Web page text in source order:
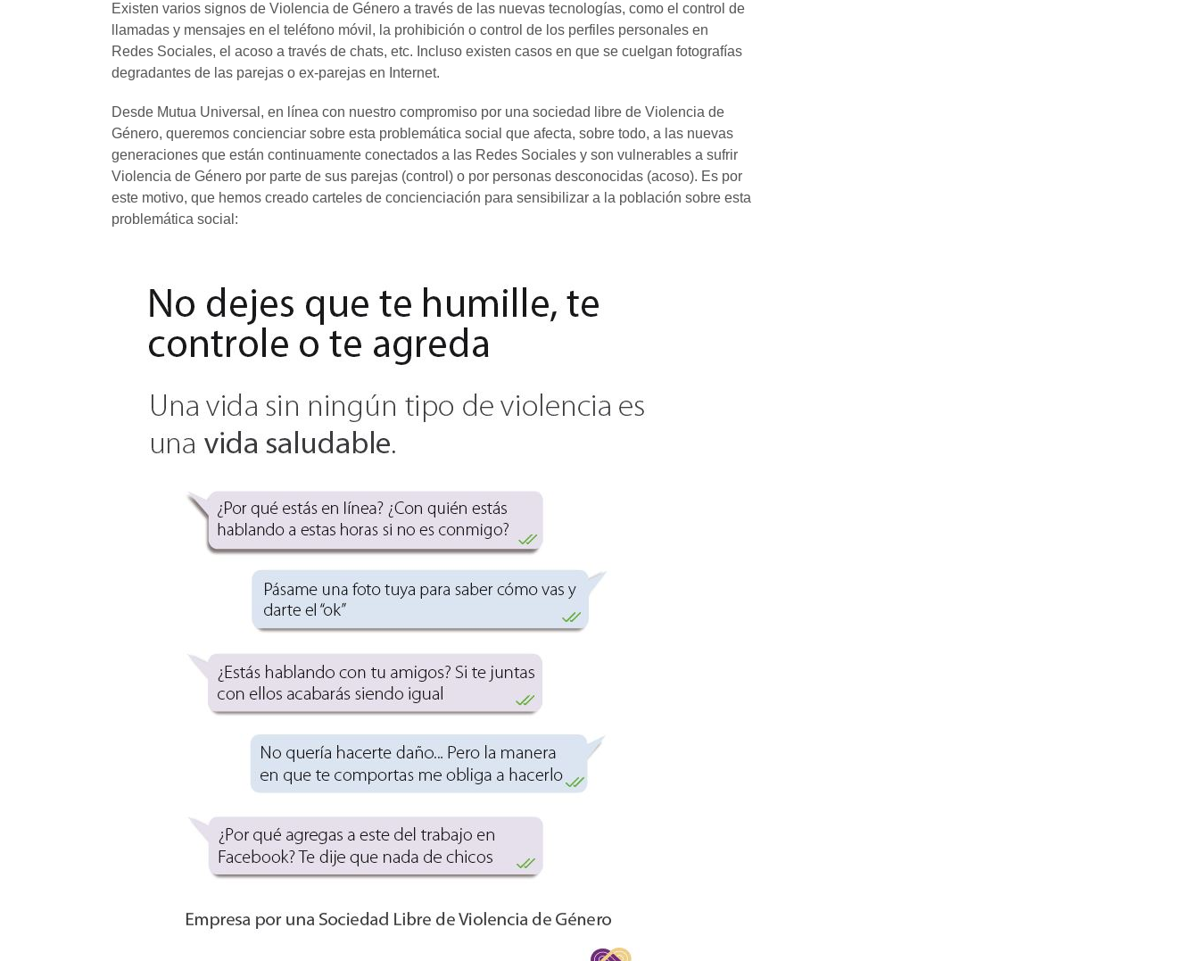
Existen varios signos de Violencia de Género a través de las nuevas tecnologías, como el control de
llamadas y mensajes en el teléfono móvil, la prohibición o control de los perfiles personales en
Redes Sociales, el acoso a través de chats, etc. Incluso existen casos en que se cuelgan fotografías
degradantes de las parejas o ex-parejas en Internet.
Desde Mutua Universal, en línea con nuestro compromiso por una sociedad libre de Violencia de
Género, queremos concienciar sobre esta problemática social que afecta, sobre todo, a las nuevas
generaciones que están continuamente conectados a las Redes Sociales y son vulnerables a sufrir
Violencia de Género por parte de sus parejas (control) o por personas desconocidas (acoso). Es por
este motivo, que hemos creado carteles de concienciación para sensibilizar a la población sobre esta
problemática social: